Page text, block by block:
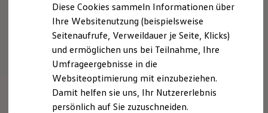
Behörden
Direktkunden
Sonderfahrzeuge
Anpfiff zum Gewinn
Elektromobilität
Elektroautos
ID. Tutorials
Elektrofahrzeugkonzepte
ID. EVERY1
Reichweite
Diese Cookies sammeln Informationen über
Ihre Websitenutzung (beispielsweise
Seitenaufrufe, Verweildauer je Seite, Klicks)
und ermöglichen uns bei Teilnahme, Ihre
Umfrageergebnisse in die
Websiteoptimierung mit einzubeziehen.
Damit helfen sie uns, Ihr Nutzererlebnis
persönlich auf Sie zuzuschneiden.